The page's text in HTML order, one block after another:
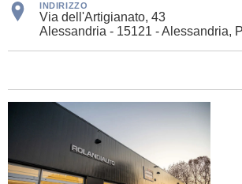
INDIRIZZO
Via dell'Artigianato, 43
Alessandria - 15121 - Alessandria,